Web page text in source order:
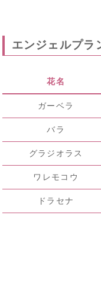
エンジェルプラ
花名
ガーベラ
バラ
グラジオラス
ワレモコウ
ドラセナ